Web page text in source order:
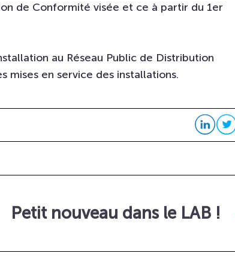
de Conformité visée et ce à partir du 1er
au Réseau Public de Distribution
en service des installations.
Petit nouveau dans le LAB !